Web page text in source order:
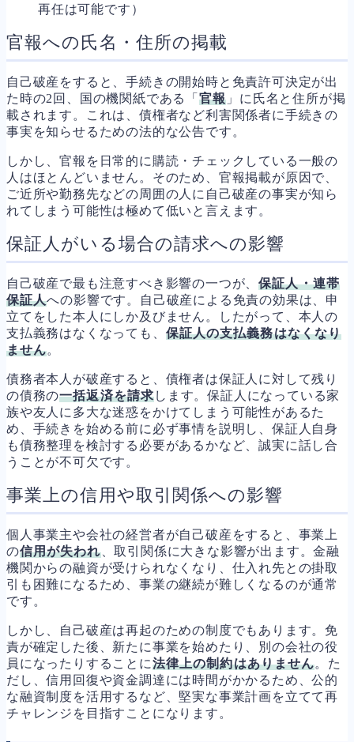
再任は可能です）
官報への氏名・住所の掲載
自己破産をすると、手続きの開始時と免責許可決定が出
た時の2回、国の機関紙である「 官報 」に氏名と住所が掲
載されます。これは、債権者など利害関係者に手続きの
事実を知らせるための法的な公告です。
しかし、官報を日常的に購読・チェックしている一般の
人はほとんどいません。そのため、官報掲載が原因で、
ご近所や勤務先などの周囲の人に自己破産の事実が知ら
れてしまう可能性は極めて低いと言えます。
保証人がいる場合の請求への影響
自己破産で最も注意すべき影響の一つが、保証人・連帯
保証人への影響です。自己破産による免責の効果は、申
立てをした本人にしか及びません。したがって、本人の
支払義務はなくなっても、 保証人の支払義務はなくなり
ません。
債務者本人が破産すると、債権者は保証人に対して残り
の債務の一括返済を請求します。保証人になっている家
族や友人に多大な迷惑をかけてしまう可能性があるた
め、手続きを始める前に必ず事情を説明し、保証人自身
も債務整理を検討する必要があるかなど、誠実に話し合
うことが不可欠です。
事業上の信用や取引関係への影響
個人事業主や会社の経営者が自己破産をすると、事業上
の信用が失われ、取引関係に大きな影響が出ます。金融
機関からの融資が受けられなくなり、仕入れ先との掛取
引も困難になるため、事業の継続が難しくなるのが通常
です。
しかし、自己破産は再起のための制度でもあります。免
責が確定した後、新たに事業を始めたり、別の会社の役
員になったりすることに法律上の制約はありません。た
だし、信用回復や資金調達には時間がかかるため、公的
な融資制度を活用するなど、堅実な事業計画を立てて再
チャレンジを目指すことになります。